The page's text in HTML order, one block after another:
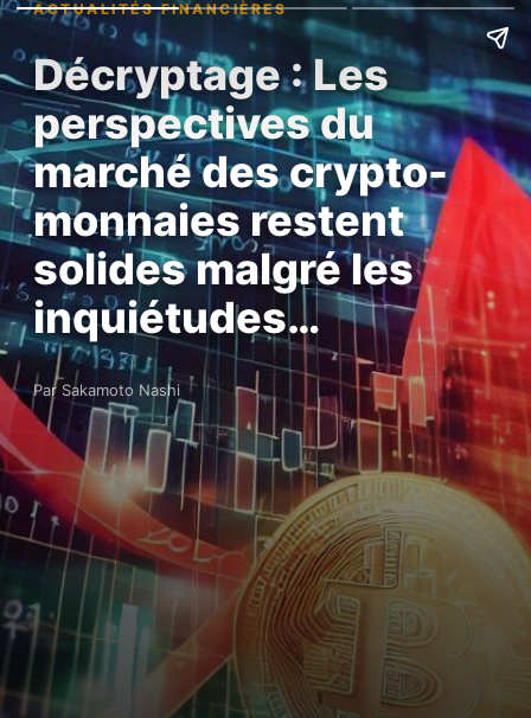
ACTUALITÉS FINANCIÈRES
Décryptage : Les
perspectives du
marché des crypto-
monnaies restent
solides malgré les
inquiétudes…
Par Sakamoto Nashi